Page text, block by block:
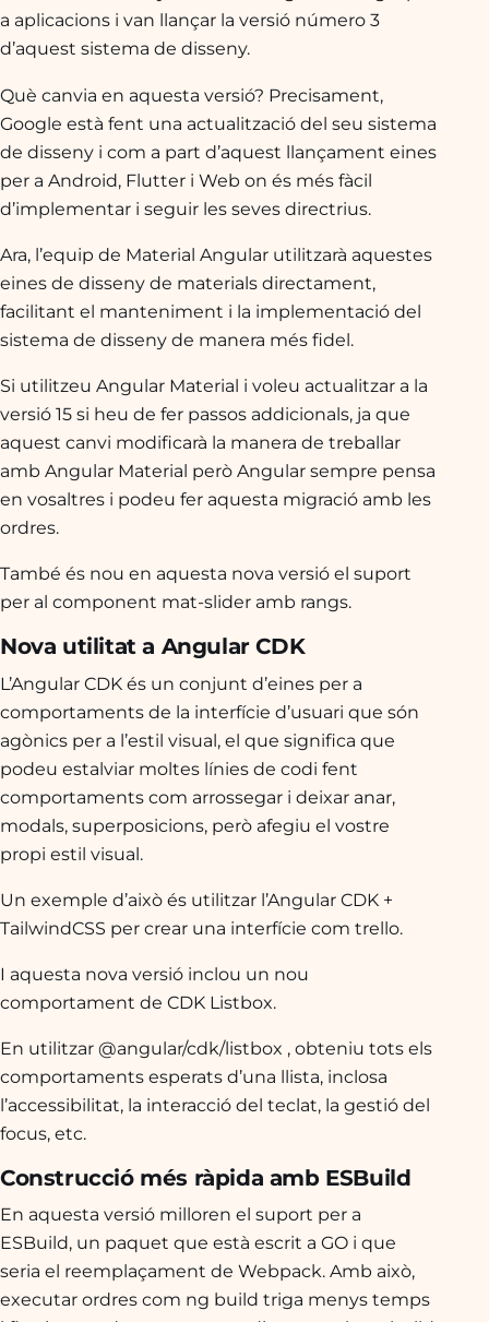
a aplicacions i van llançar la versió número 3
d’aquest sistema de disseny.
Què canvia en aquesta versió? Precisament,
Google està fent una actualització del seu sistema
de disseny i com a part d’aquest llançament eines
per a Android, Flutter i Web on és més fàcil
d’implementar i seguir les seves directrius.
Ara, l’equip de Material Angular utilitzarà aquestes
eines de disseny de materials directament,
facilitant el manteniment i la implementació del
sistema de disseny de manera més fidel.
Si utilitzeu Angular Material i voleu actualitzar a la
versió 15 si heu de fer passos addicionals, ja que
aquest canvi modificarà la manera de treballar
amb Angular Material però Angular sempre pensa
en vosaltres i podeu fer aquesta migració amb les
ordres.
També és nou en aquesta nova versió el suport
per al component mat-slider amb rangs.
Nova utilitat a Angular CDK
L’Angular CDK és un conjunt d’eines per a
comportaments de la interfície d’usuari que són
agònics per a l’estil visual, el que significa que
podeu estalviar moltes línies de codi fent
comportaments com arrossegar i deixar anar,
modals, superposicions, però afegiu el vostre
propi estil visual.
Un exemple d’això és utilitzar l’Angular CDK +
TailwindCSS per crear una interfície com trello.
I aquesta nova versió inclou un nou
comportament de CDK Listbox.
En utilitzar @angular/cdk/listbox , obteniu tots els
comportaments esperats d’una llista, inclosa
l’accessibilitat, la interacció del teclat, la gestió del
focus, etc.
Construcció més ràpida amb ESBuild
En aquesta versió milloren el suport per a
ESBuild, un paquet que està escrit a GO i que
seria el reemplaçament de Webpack. Amb això,
executar ordres com ng build triga menys temps